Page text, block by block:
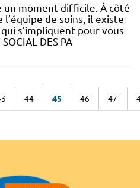
un moment difficile. À côté
de soins, il existe
s’impliquent pour vous
DES PA
44 45 46 47